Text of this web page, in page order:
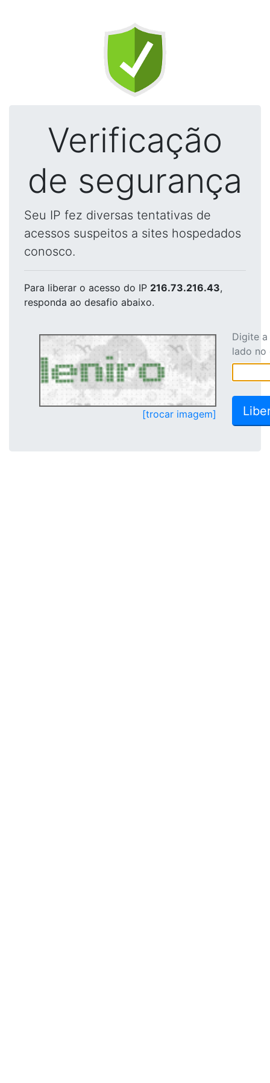
Verificação
de segurança
Seu IP fez diversas tentativas de
acessos suspeitos a sites hospedados
conosco.
Para liberar o acesso do IP 216.73.216.43,
responda ao desafio abaixo.
[trocar imagem]
Digite
lado no